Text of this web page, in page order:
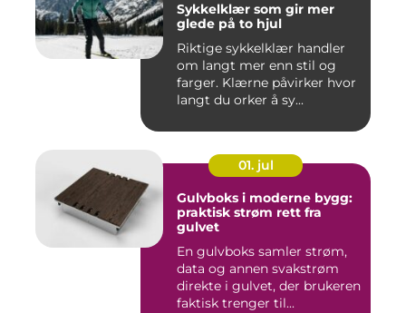
Sykkelklær som gir mer
glede på to hjul
Riktige sykkelklær handler
om langt mer enn stil og
farger. Klærne påvirker hvor
langt du orker å sy...
01. jul
Gulvboks i moderne bygg:
praktisk strøm rett fra
gulvet
En gulvboks samler strøm,
data og annen svakstrøm
direkte i gulvet, der brukeren
faktisk trenger til...